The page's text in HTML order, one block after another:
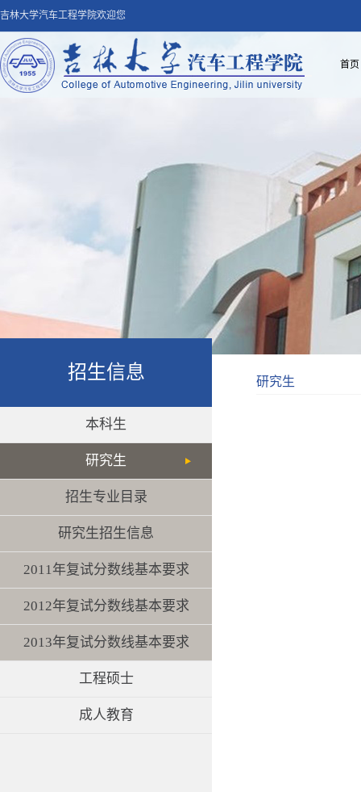
吉林大学汽车工程学院欢迎您
首页
招生信息
本科生
研究生
招生专业目录
研究生招生信息
2011年复试分数线基本要求
2012年复试分数线基本要求
2013年复试分数线基本要求
工程硕士
成人教育
研究生